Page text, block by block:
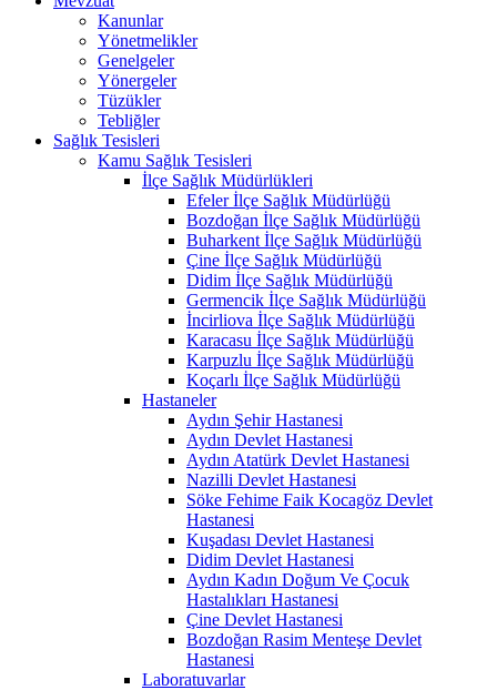
Kanunlar
Yönetmelikler
Genelgeler
Yönergeler
Tüzükler
Tebliğler
Sağlık Tesisleri
Kamu Sağlık Tesisleri
İlçe Sağlık Müdürlükleri
Efeler İlçe Sağlık Müdürlüğü
Bozdoğan İlçe Sağlık Müdürlüğü
Buharkent İlçe Sağlık Müdürlüğü
Çine İlçe Sağlık Müdürlüğü
Didim İlçe Sağlık Müdürlüğü
Germencik İlçe Sağlık Müdürlüğü
İncirliova İlçe Sağlık Müdürlüğü
Karacasu İlçe Sağlık Müdürlüğü
Karpuzlu İlçe Sağlık Müdürlüğü
Koçarlı İlçe Sağlık Müdürlüğü
Hastaneler
Aydın Şehir Hastanesi
Aydın Devlet Hastanesi
Aydın Atatürk Devlet Hastanesi
Nazilli Devlet Hastanesi
Söke Fehime Faik Kocagöz Devlet
Hastanesi
Kuşadası Devlet Hastanesi
Didim Devlet Hastanesi
Aydın Kadın Doğum Ve Çocuk
Hastalıkları Hastanesi
Çine Devlet Hastanesi
Bozdoğan Rasim Menteşe Devlet
Hastanesi
Laboratuvarlar